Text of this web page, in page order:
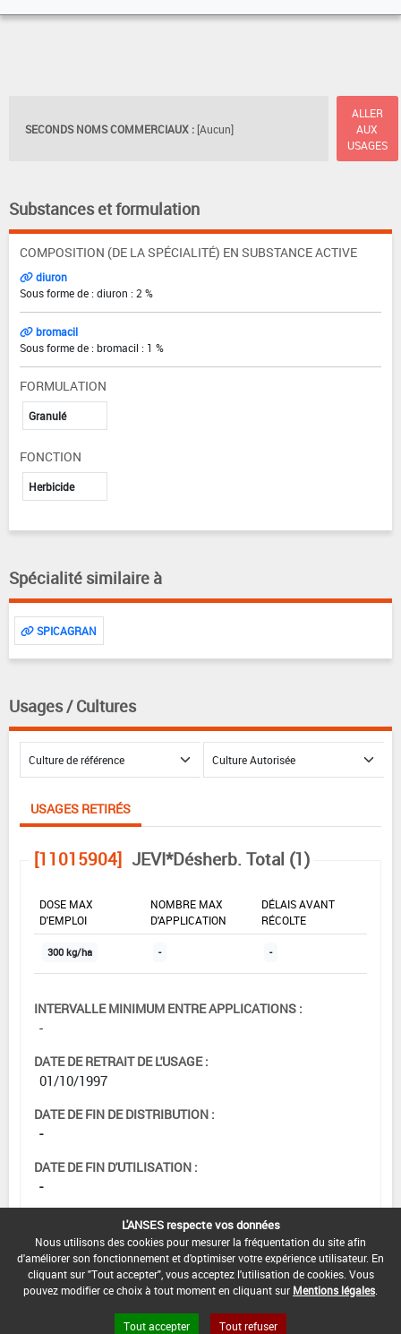
SECONDS NOMS COMMERCIAUX : [Aucun]
ALLER
AUX
USAGES
Substances et formulation
COMPOSITION (DE LA SPÉCIALITÉ) EN SUBSTANCE ACTIVE
diuron
Sous forme de : diuron : 2 %
bromacil
Sous forme de : bromacil : 1 %
FORMULATION
Granulé
FONCTION
Herbicide
Spécialité similaire à
SPICAGRAN
Usages / Cultures
USAGES RETIRÉS
[11015904] JEVI*Désherb. Total (1)
DOSE MAX
D'EMPLOI
NOMBRE MAX
D'APPLICATION
DÉLAIS AVANT
RÉCOLTE
300 kg/ha - -
INTERVALLE MINIMUM ENTRE APPLICATIONS :
-
DATE DE RETRAIT DE L'USAGE :
01/10/1997
DATE DE FIN DE DISTRIBUTION :
-
DATE DE FIN D'UTILISATION :
-
L'ANSES respecte vos données
Nous utilisons des cookies pour mesurer la fréquentation du site afin
d'améliorer son fonctionnement et d'optimiser votre expérience utilisateur. En
cliquant sur "Tout accepter", vous acceptez l'utilisation de cookies. Vous
pouvez modifier ce choix à tout moment en cliquant sur Mentions légales
Tout accepter Tout refuser